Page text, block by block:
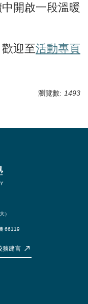
開啟一段溫暖
迎至活動專頁
瀏覽數: 1493
）
66119
務建言